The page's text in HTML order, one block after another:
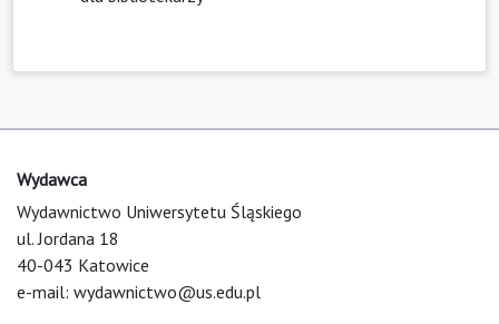
Wydawca
Wydawnictwo Uniwersytetu Śląskiego
ul. Jordana 18
40-043 Katowice
e-mail: wydawnictwo@us.edu.pl